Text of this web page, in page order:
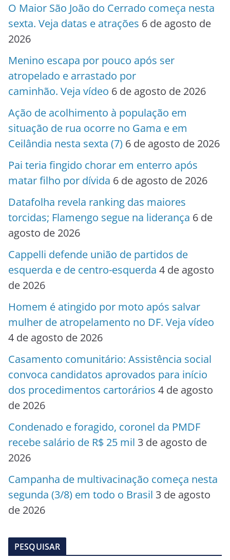
O Maior São João do Cerrado começa nesta
sexta. Veja datas e atrações 6 de agosto de
2026
Menino escapa por pouco após ser
atropelado e arrastado por
caminhão. Veja vídeo 6 de agosto de 2026
Ação de acolhimento à população em
situação de rua ocorre no Gama e em
Ceilândia nesta sexta (7) 6 de agosto de 2026
Pai teria fingido chorar em enterro após
matar filho por dívida 6 de agosto de 2026
Datafolha revela ranking das maiores
torcidas; Flamengo segue na liderança 6 de
agosto de 2026
Cappelli defende união de partidos de
esquerda e de centro-esquerda 4 de agosto
de 2026
Homem é atingido por moto após salvar
mulher de atropelamento no DF. Veja vídeo
4 de agosto de 2026
Casamento comunitário: Assistência social
convoca candidatos aprovados para início
dos procedimentos cartorários 4 de agosto
de 2026
Condenado e foragido, coronel da PMDF
recebe salário de R$ 25 mil 3 de agosto de
2026
Campanha de multivacinação começa nesta
segunda (3/8) em todo o Brasil 3 de agosto
de 2026
PESQUISAR